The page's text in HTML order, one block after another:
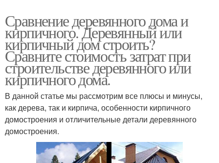
Сравнение деревянного дома и
кирпичного. Деревянный или
кирпичный дом строить?
Сравните стоимость затрат при
строительстве деревянного или
кирпичного дома.
В данной статье мы рассмотрим все плюсы и минусы,
как дерева, так и кирпича, особенности кирпичного
домостроения и отличительные детали деревянного
домостроения.